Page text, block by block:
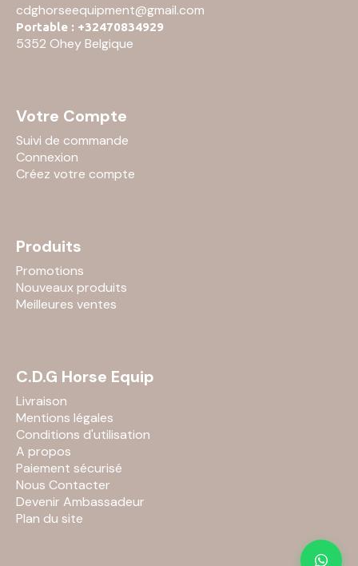
cdghorseequipment@gmail.com
Portable : +32470834929
5352 Ohey Belgique
Votre Compte
Suivi de commande
Connexion
Créez votre compte
Produits
Promotions
Nouveaux produits
Meilleures ventes
C.D.G Horse Equip
Livraison
Mentions légales
Conditions d'utilisation
A propos
Paiement sécurisé
Nous Contacter
Devenir Ambassadeur
Plan du site